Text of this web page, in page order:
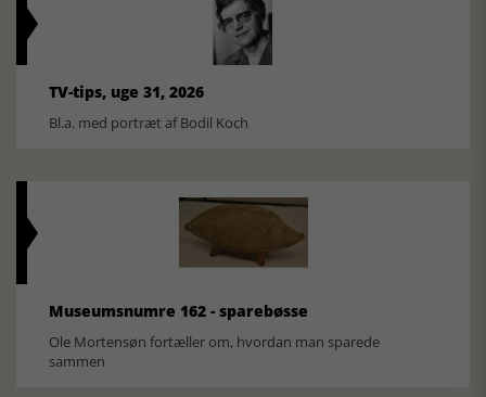
TV-tips, uge 31, 2026
Bl.a. med portræt af Bodil Koch
Museumsnumre 162 - sparebøsse
Ole Mortensøn fortæller om, hvordan man sparede
sammen